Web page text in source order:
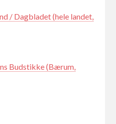
/ Dagbladet (hele landet,
Budstikke (Bærum,